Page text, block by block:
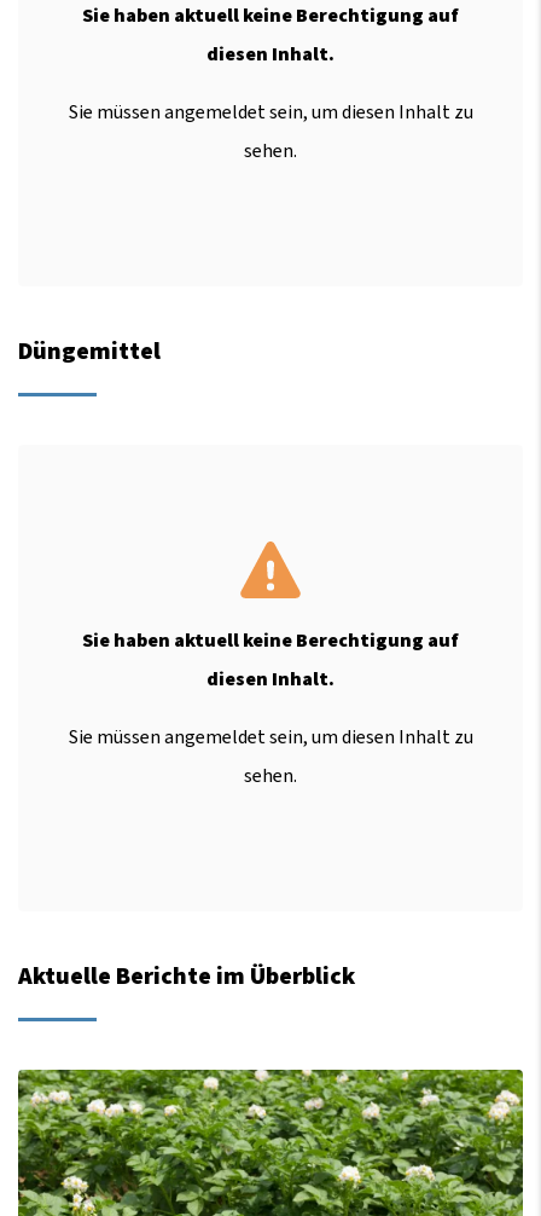
Sie haben aktuell keine Berechtigung auf
diesen Inhalt.
Sie müssen angemeldet sein, um diesen Inhalt zu
sehen.
Düngemittel
Sie haben aktuell keine Berechtigung auf
diesen Inhalt.
Sie müssen angemeldet sein, um diesen Inhalt zu
sehen.
Aktuelle Berichte im Überblick